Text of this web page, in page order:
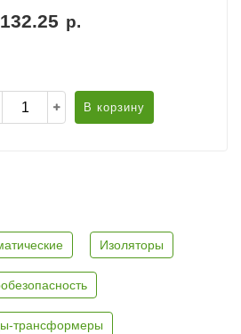
р.
В корзину
Изоляторы
трансформеры